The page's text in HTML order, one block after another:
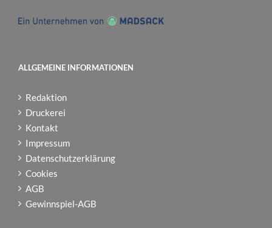
ALLGEMEINE INFORMATIONEN
Redaktion
Druckerei
Kontakt
Impressum
Datenschutzerklärung
Cookies
AGB
Gewinnspiel-AGB